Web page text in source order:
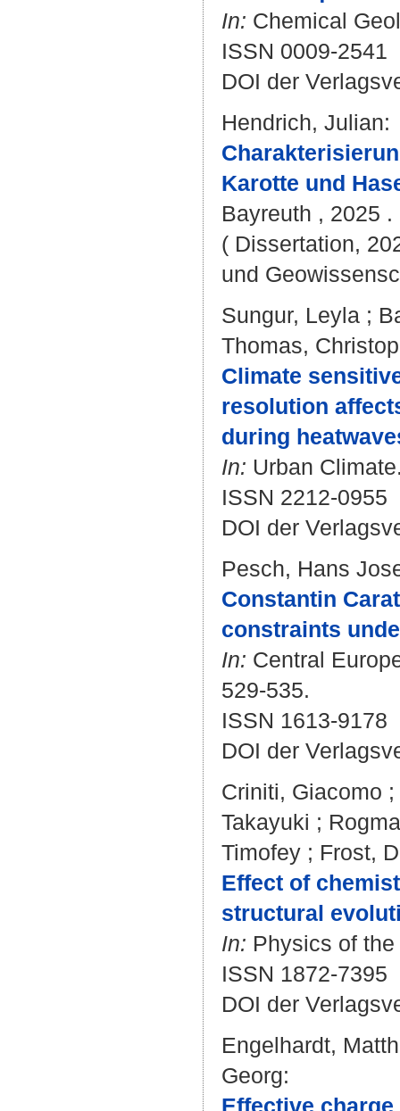
In: Chemical
ISSN 0009-2541
DOI der
Hendrich, Julian:
Karotte und
Bayreuth , 2025
( Dissertation,
und
Sungur, Leyla ;
Thomas,
Climate
resolution
during
In: Urban
ISSN 2212-0955
DOI der
Pesch, Hans
Constantin
constraints
In: Central
529-535.
ISSN 1613-9178
DOI der
Criniti, Giacomo ;
Takayuki ;
Timofey ; Frost,
Effect of
structural
In: Physics of
ISSN 1872-7395
DOI der
Engelhardt,
Georg:
Effective